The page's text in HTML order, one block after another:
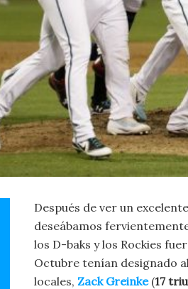
Después de ver un
deseábamos
los D-baks y los Rockies
Octubre tenían designado
locales, Zack Greinke (17